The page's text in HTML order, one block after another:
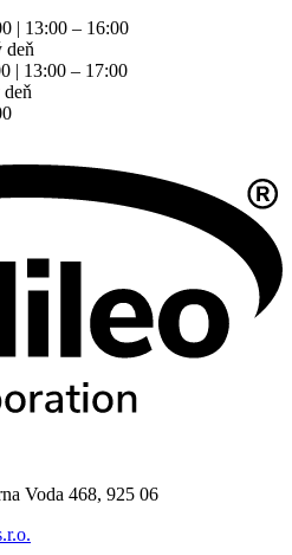
| 13:00 – 16:00
13:00 – 17:00
Voda 468, 925 06